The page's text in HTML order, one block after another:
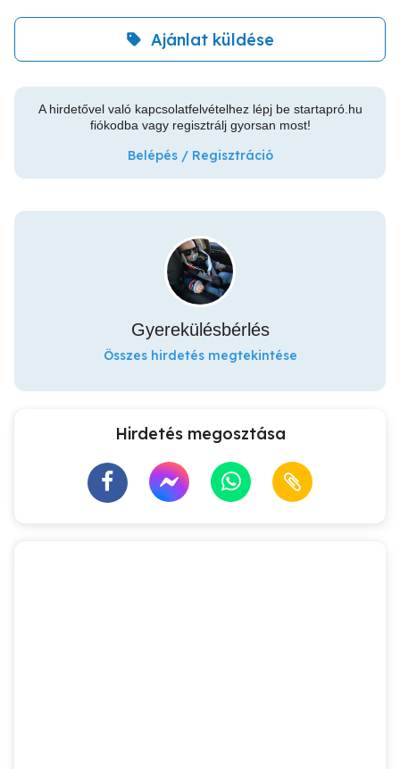
Ajánlat küldése
A hirdetővel való kapcsolatfelvételhez lépj be startapró.hu
fiókodba vagy regisztrálj gyorsan most!
Belépés / Regisztráció
Gyerekülésbérlés
Összes hirdetés megtekintése
Hirdetés megosztása